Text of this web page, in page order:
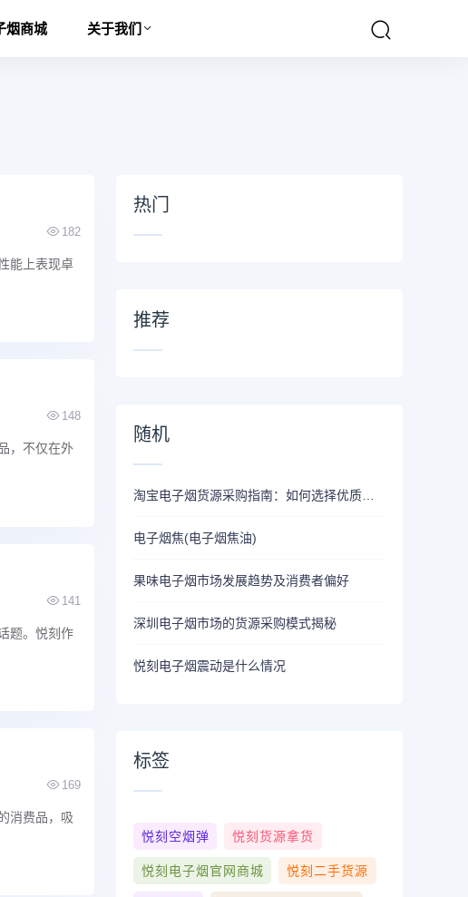
烟商城 关于我们
182
能上表现卓
148
，不仅在外
141
题。悦刻作
169
消费品，吸
热门
推荐
随机
电子烟焦(电子烟焦油)
果味电子烟市场发展趋势及消费者偏好
深圳电子烟市场的货源采购模式揭秘
悦刻电子烟震动是什么情况
标签
悦刻空烟弹 悦刻货源拿货
悦刻电子烟官网商城 悦刻二手货源